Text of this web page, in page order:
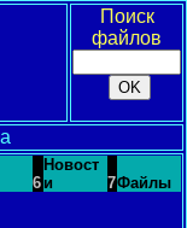
Поиск
файлов
6
Новост
и
7Файлы